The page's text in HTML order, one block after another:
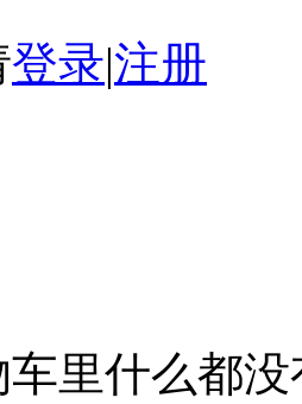
登录|注册
里什么都没